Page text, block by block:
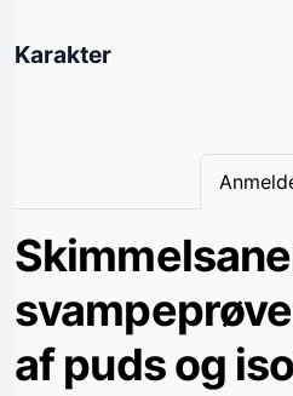
Karakter
af puds og